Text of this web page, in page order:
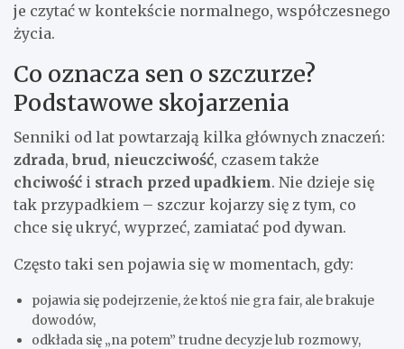
je czytać w kontekście normalnego, współczesnego
życia.
Co oznacza sen o szczurze?
Podstawowe skojarzenia
Senniki od lat powtarzają kilka głównych znaczeń:
zdrada, brud, nieuczciwość, czasem także
chciwość i strach przed upadkiem. Nie dzieje się
tak przypadkiem – szczur kojarzy się z tym, co
chce się ukryć, wyprzeć, zamiatać pod dywan.
Często taki sen pojawia się w momentach, gdy:
pojawia się podejrzenie, że ktoś nie gra fair, ale brakuje
dowodów,
odkłada się „na potem” trudne decyzje lub rozmowy,